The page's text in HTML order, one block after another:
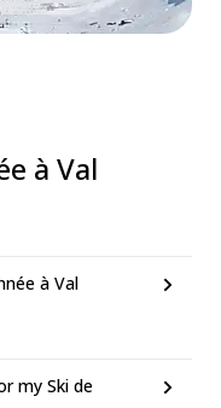
à Val
à Val
my Ski de